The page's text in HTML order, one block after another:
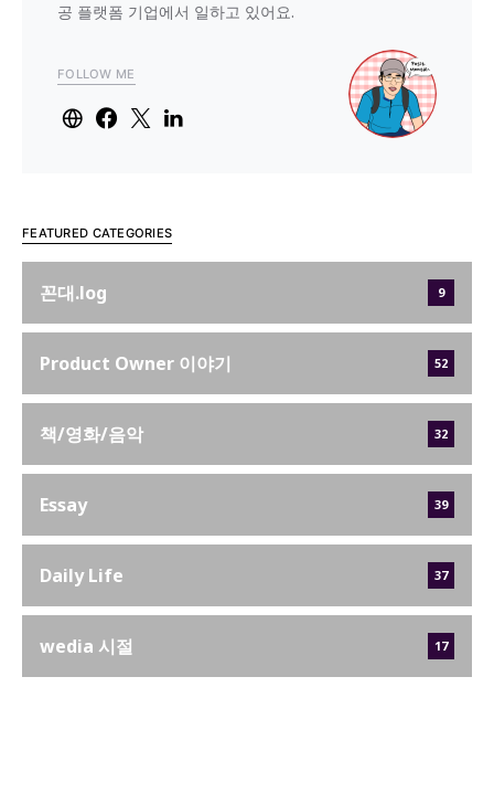
공 플랫폼 기업에서 일하고 있어요.
FOLLOW ME
FEATURED CATEGORIES
꼰대.log 9
Product Owner 이야기 52
책/영화/음악 32
Essay 39
Daily Life 37
wedia 시절 17